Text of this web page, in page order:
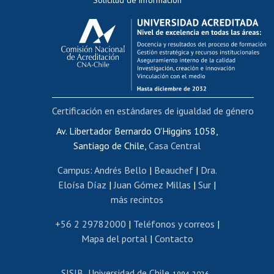
Calificación académica
Postulación al AUCAI
Funcionarias/os
Cursos internos de capacitación
Bienestar del personal
Portal de movilidad interna
Certificado de renta
Certificado de renta honorarios
Editar páginas blancas
Extranjeras/os
Revalidación y reconocimiento de títulos
Postulación al Programa de Movilidad Estudiantil
Av. Libertador Bernardo O'Higgins 1058,
Santiago de Chile, Casa Central
Campus: Andrés Bello | Beauchef| Dra.
Eloísa Díaz |Juan Gómez Millas | Sur |
más recintos
+56 2 29782000 | Teléfonos y correos |
Mapa del portal| Contacto
Certificación en estándares de igualdad de género